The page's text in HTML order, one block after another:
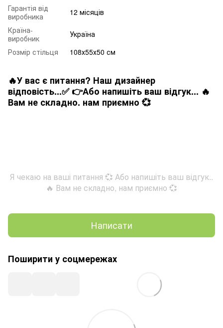
Гарантія від
виробника
12 місяців
Країна-
виробник
Україна
Розмір стільця
108х55х50 см
🔥У вас є питання? Наш дизайнер
відповість...✅ 👉Або напишіть ваш відгук... 🔥
Вам не складно. нам приємно 💞
Я чекаю на ваші питання 💞 Або напишіть ваш відгук..
🔥 Вам не складно, нам приємно 💞
Написати
Поширити у соцмережах